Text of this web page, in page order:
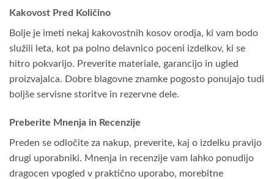
Kakovost Pred Količino
Bolje je imeti nekaj kakovostnih kosov orodja, ki vam bodo
služili leta, kot pa polno delavnico poceni izdelkov, ki se
hitro pokvarijo. Preverite materiale, garancijo in ugled
proizvajalca. Dobre blagovne znamke pogosto ponujajo tudi
boljše servisne storitve in rezervne dele.
Preberite Mnenja in Recenzije
Preden se odločite za nakup, preverite, kaj o izdelku pravijo
drugi uporabniki. Mnenja in recenzije vam lahko ponudijo
dragocen vpogled v praktično uporabo, morebitne